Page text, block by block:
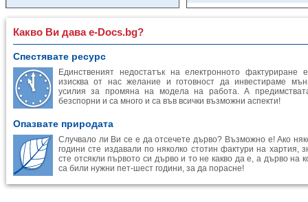
Какво Ви дава e-Docs.bg?
Спестявате ресурс
Единственият недостатък на електронното фактуриране
изисква от нас желание и готовност да инвестираме
усилия за промяна на модела на работа. А
безспорни и са много и са във всички възможни аспекти!
Опазвате природата
Случвало ли Ви се е да отсечете дърво? Възможно е! Ако
години сте издавали по няколко стотин фактури на хартия,
сте отсякли първото си дърво и то не какво да е, а дърво на
са били нужни пет-шест години, за да порасне!